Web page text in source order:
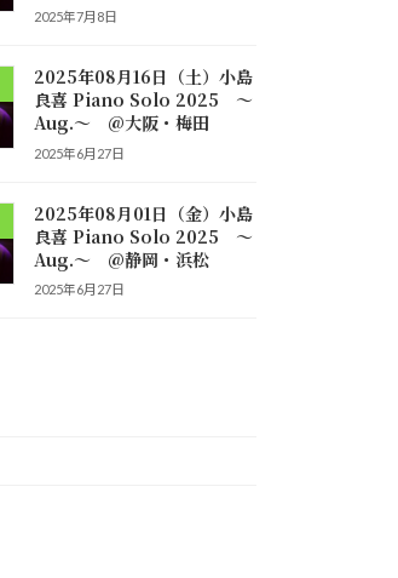
2025年7月8日
2025年08月16日（土）小島
良喜 Piano Solo 2025 ～
Aug.～ @大阪・梅田
2025年6月27日
2025年08月01日（金）小島
良喜 Piano Solo 2025 ～
Aug.～ @静岡・浜松
2025年6月27日